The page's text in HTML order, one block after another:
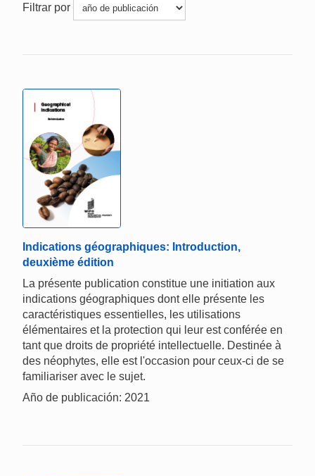
Filtrar por
Indications géographiques: Introduction,
deuxième édition
La présente publication constitue une initiation aux
indications géographiques dont elle présente les
caractéristiques essentielles, les utilisations
élémentaires et la protection qui leur est conférée en
tant que droits de propriété intellectuelle. Destinée à
des néophytes, elle est l'occasion pour ceux-ci de se
familiariser avec le sujet.
Año de publicación: 2021